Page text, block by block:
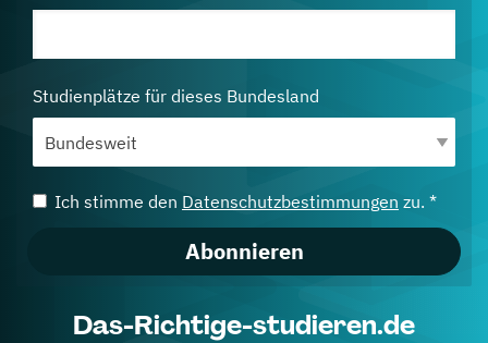
Studienplätze für dieses Bundesland
Ich stimme den Datenschutzbestimmungen zu. *
Abonnieren
Das-Richtige-studieren.de